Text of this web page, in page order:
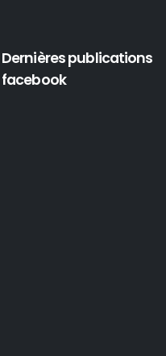
Dernières publications
facebook